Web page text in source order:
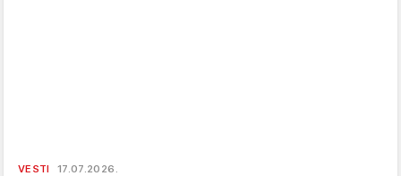
VESTI 17.07.2026.